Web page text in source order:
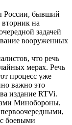
России, бывший
на
задачей
вооруженных
что речь
мерах. Речь
процесс уже
важно это
издание RTVi.
Минобороны,
первоочередными,
боевыми